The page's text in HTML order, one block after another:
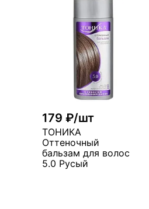
179 ₽/шт
ТОНИКА
Оттеночный
бальзам для волос
5.0 Русый